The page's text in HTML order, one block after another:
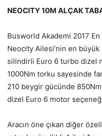
NEOCITY 10M ALÇAK
Busworld Akademi 2017
Neocity Ailesi’nin en
silindirli Euro 6 turbo dizel
1000Nm torku sayesinde
210 beygir gücünde
dizel Euro 6 motor
Aracın öne çıkan diğer